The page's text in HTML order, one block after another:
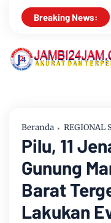
Breaking News:
Konsisten Alirkan
Beranda REGIONAL
Pilu, 11
Gunung
Barat
Lakukan